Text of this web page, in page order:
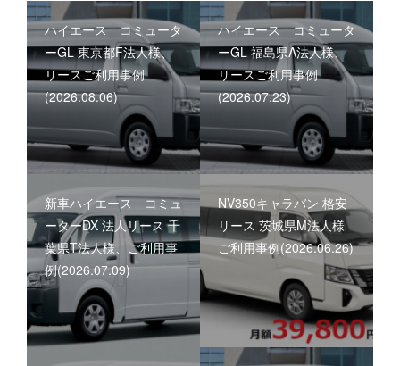
ハイエース コミュータ
ーGL 東京都F法人様、
リースご利用事例
(2026.08.06)
ハイエース コミュータ
ーGL 福島県A法人様、
リースご利用事例
(2026.07.23)
新車ハイエース コミュ
ーターDX 法人リース 千
葉県T法人様、ご利用事
例(2026.07.09)
NV350キャラバン 格安
リース 茨城県M法人様
ご利用事例(2026.06.26)